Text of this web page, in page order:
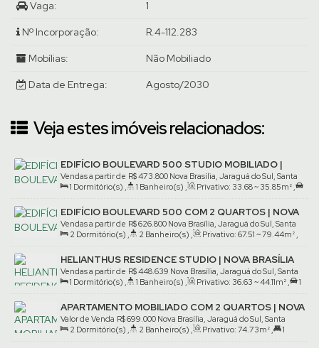
Vaga: 1
Nº Incorporação: R.4-112.283
Mobílias: Não Mobiliado
Data de Entrega: Agosto/2030
Veja estes imóveis relacionados:
EDIFÍCIO BOULEVARD 500 STUDIO MOBILIADO |
NOVA BRASÍLIAR$473.800
Vendas a partir de
Nova Brasília, Jaraguá do Sul, Santa
Catarina, Brasil
1 Dormitório(s) , 1 Banheiro(s) , Privativo: 33.68~ 35.85m² ,
EDIFÍCIO BOULEVARD 500 COM 2 QUARTOS | NOVA
BRASÍLIA
R$626.800
Vendas a partir de
Nova Brasília, Jaraguá do Sul, Santa
Catarina, Brasil
2 Dormitório(s) , 2 Banheiro(s) , Privativo: 67.51 ~ 79.44m² ,
HELIANTHUS RESIDENCE STUDIO | NOVA BRASÍLIA
R$448.639
Vendas a partir de
Nova Brasília, Jaraguá do Sul, Santa
Catarina, Brasil
1 Dormitório(s) , 1 Banheiro(s) , Privativo: 36.63 ~ 44.11m² ,
1
APARTAMENTO MOBILIADO COM 2 QUARTOS | NOVA
BRASÍLIA
R$699.000
Valor de Venda
Nova Brasília, Jaraguá do Sul, Santa
Catarina, Brasil
2 Dormitório(s) , 2 Banheiro(s) , Privativo: 74.73m² ,
1